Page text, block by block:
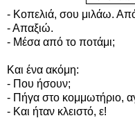
- Κοπελιά, σου μιλάω.
- Απαξιώ.
- Μέσα από το ποτάμι;
Και ένα ακόμη:
- Που ήσουν;
- Πήγα στο κομμωτήριο,
- Και ήταν κλειστό, ε!